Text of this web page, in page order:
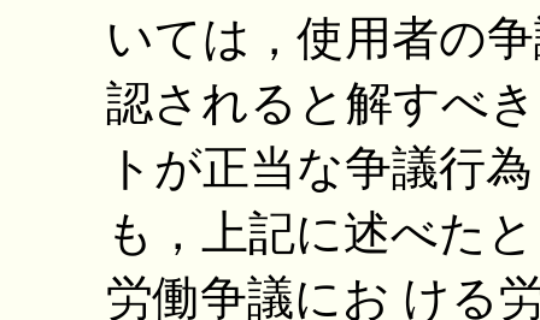
いては，使用者の
認されると解すべ
トが正当な争議行
も，上記に述べた
労働争議にお ける